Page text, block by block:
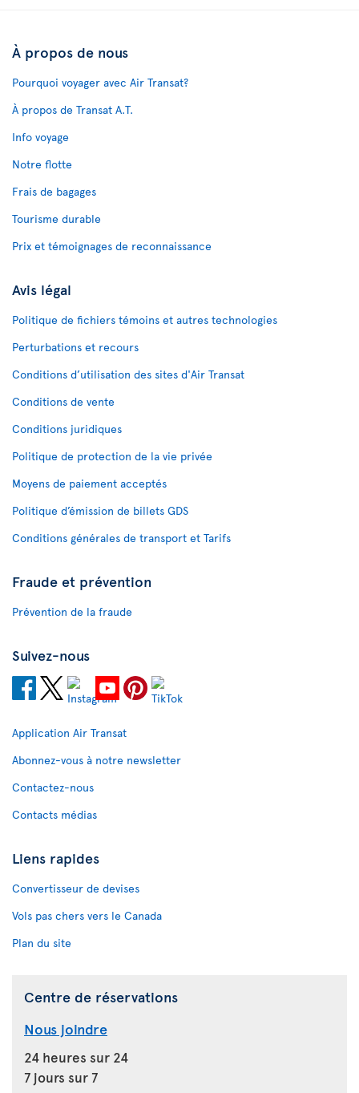
À propos de nous
Pourquoi voyager avec Air Transat?
À propos de Transat A.T.
Info voyage
Notre flotte
Frais de bagages
Tourisme durable
Prix et témoignages de reconnaissance
Avis légal
Politique de fichiers témoins et autres technologies
Perturbations et recours
Conditions d’utilisation des sites d'Air Transat
Conditions de vente
Conditions juridiques
Politique de protection de la vie privée
Moyens de paiement acceptés
Politique d’émission de billets GDS
Conditions générales de transport et Tarifs
Fraude et prévention
Prévention de la fraude
Suivez-nous
Application Air Transat
Abonnez-vous à notre newsletter
Contactez-nous
Contacts médias
Liens rapides
Convertisseur de devises
Vols pas chers vers le Canada
Plan du site
Centre de réservations
Nous joindre
24 heures sur 24
7 jours sur 7